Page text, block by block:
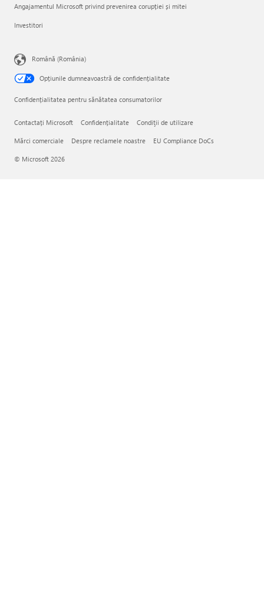
Angajamentul Microsoft privind prevenirea corupției și mitei
Investitori
Română (România)
Opțiunile dumneavoastră de confidențialitate
Confidențialitatea pentru sănătatea consumatorilor
Contactați Microsoft Confidențialitate Condiţii de utilizare
Mărci comerciale Despre reclamele noastre EU Compliance DoCs
© Microsoft 2026